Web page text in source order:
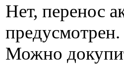
Нет, перенос
предусмотрен.
Можно